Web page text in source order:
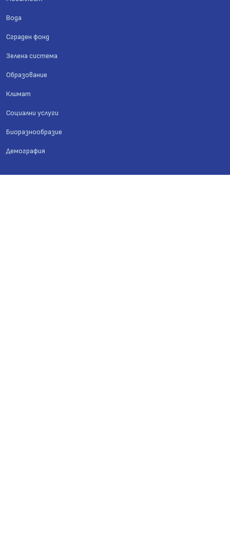
Вода
Сграден фонд
Зелена система
Образование
Климат
Социални услуги
Биоразнообразие
Демография